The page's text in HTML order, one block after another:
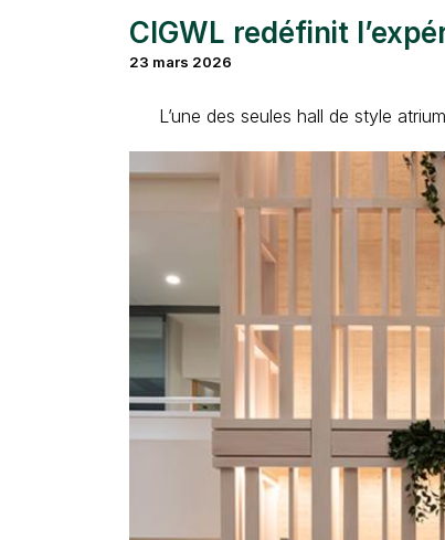
CIGWL redéfinit
23 mars 2026
L’une des seules hall de style